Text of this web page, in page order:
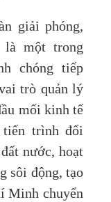
giải phóng,
một trong
chóng tiếp
trò quản lý
mối kinh tế
trình đổi
nước, hoạt
sôi động, tạo
Minh chuyển